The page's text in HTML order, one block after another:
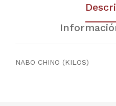
NABO CHINO (KILOS)